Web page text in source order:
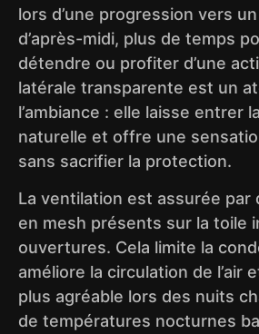
lors d’une progression vers
d’après-midi, plus de temps
détendre ou profiter d’une
latérale transparente est un
l’ambiance : elle laisse entrer
naturelle et offre une
sans sacrifier la protection.
La ventilation est assurée par
en mesh présents sur la toile
ouvertures. Cela limite la
améliore la circulation de l’air
plus agréable lors des nuits
de températures nocturnes